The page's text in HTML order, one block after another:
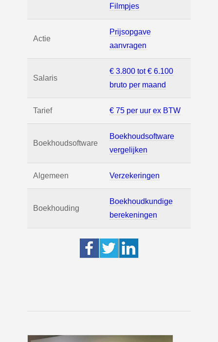
Filmpjes
Actie
Prijsopgave
aanvragen
Salaris
€ 3.800 tot € 6.100
bruto per maand
Tarief € 75 per uur ex BTW
Boekhoudsoftware
Boekhoudsoftware
vergelijken
Algemeen Verzekeringen
Boekhouding
Boekhoudkundige
berekeningen